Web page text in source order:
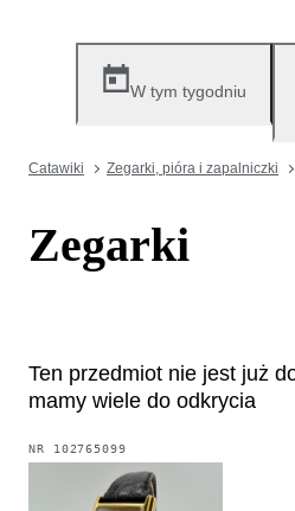
W tym tygodniu
Catawiki Zegarki, pióra i zapalniczki
Zegarki
Ten przedmiot nie jest już
mamy wiele do odkrycia
NR 102765099